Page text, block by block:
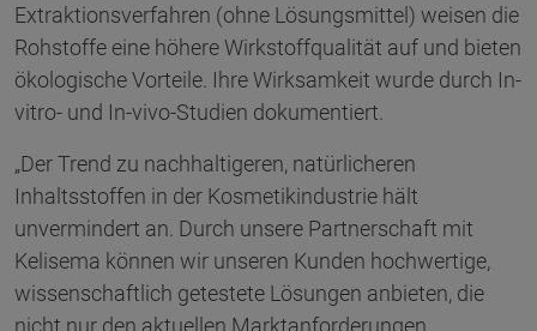
Extraktionsverfahren (ohne Lösungsmittel) weisen die
Rohstoffe eine höhere Wirkstoffqualität auf und bieten
ökologische Vorteile. Ihre Wirksamkeit wurde durch In-
vitro- und In-vivo-Studien dokumentiert.
„Der Trend zu nachhaltigeren, natürlicheren
Inhaltsstoffen in der Kosmetikindustrie hält
unvermindert an. Durch unsere Partnerschaft mit
Kelisema können wir unseren Kunden hochwertige,
wissenschaftlich getestete Lösungen anbieten, die